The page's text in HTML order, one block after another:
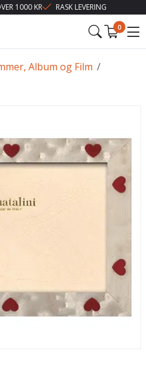
1000 KR RASK LEVERING
0
/
Album og Film